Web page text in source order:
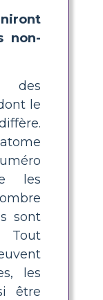
non-
des
le
les
sont
Tout
les
être